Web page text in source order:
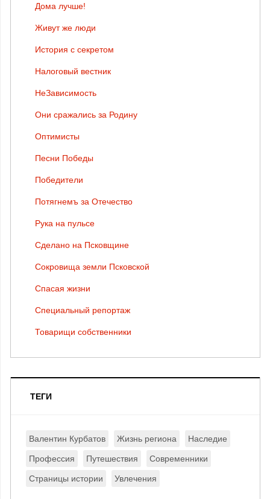
Дома лучше!
Живут же люди
История с секретом
Налоговый вестник
НеЗависимость
Они сражались за Родину
Оптимисты
Песни Победы
Победители
Потягнемъ за Отечество
Рука на пульсе
Сделано на Псковщине
Сокровища земли Псковской
Спасая жизни
Специальный репортаж
Товарищи собственники
ТЕГИ
Валентин Курбатов Жизнь региона Наследие
Профессия Путешествия Современники
Страницы истории Увлечения